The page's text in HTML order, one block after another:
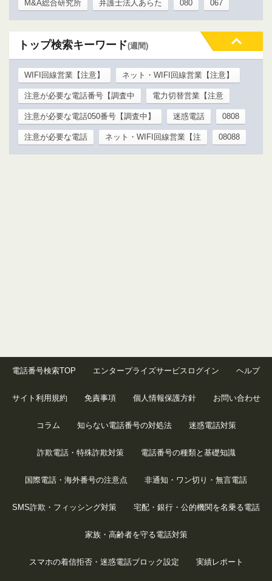
M&A総合研究所 弁護士法人あらた 080 067
トップ検索キーワード(週間)
WIFI回線営業【注意】 ネット・WIFI回線営業【注意】
注意が必要な電話番号【調査中 電力切替営業【注意
注意が必要な電話050番号【調査中】 迷惑電話 0808
注意が必要な電話 ネット・WIFI回線営業【注 08088
電話番号検索TOP エンタープライズサービスログイン ヘルプ
サイト利用規約 免責事項 個人情報保護方針 お問い合わせ
コラム 知らない電話番号の対処法 迷惑電話対策
詐欺電話・特殊詐欺対策 電話番号の種類と基礎知識
国際電話・海外番号の注意点 非通知・ワン切り・無言電話
SMS詐欺・フィッシング対策 宅配・銀行・公的機関を名乗る電話
家族・高齢者を守る電話対策
スマホの着信拒否・迷惑電話ブロック設定 実績レポート